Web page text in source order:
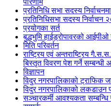
परिणाम
प्रतिनिधि सभा सदस्य
प्रतिनिधिसभा सदस्य निर्वाचन
प्रयोगका सर्त
बुद्धभुमि हाईड्रोपावरको
मिति परिवर्तन
राष्ट्रिय एवं अन्तराष्ट्रिय
बिस्तृत विवरण पेश गर्ने सम्बन्धी
विज्ञापन
विदुर नगरपालिकाको ट्राफिक
विदुर नगरपालिकाको लकडाउन
सञ्चारकर्मी आवश्यकता